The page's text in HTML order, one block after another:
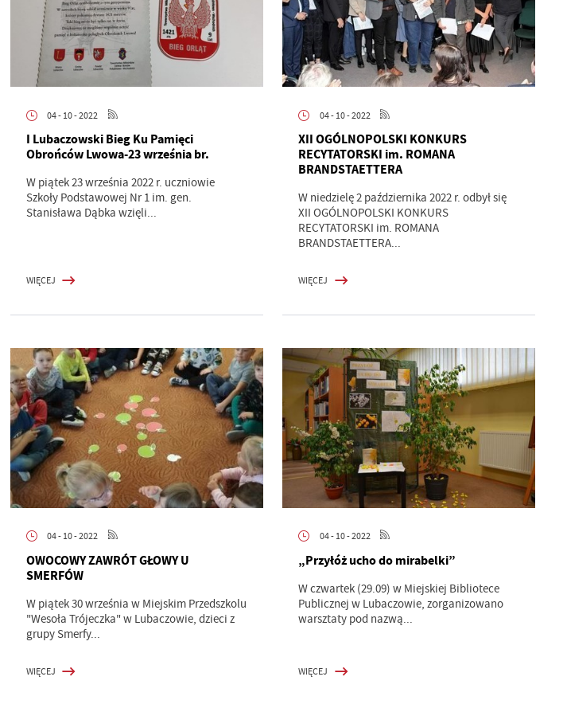
04 - 10 - 2022
I Lubaczowski Bieg Ku Pamięci
Obrońców Lwowa-23 września br.
W piątek 23 września 2022 r. uczniowie
Szkoły Podstawowej Nr 1 im. gen.
Stanisława Dąbka wzięli...
WIĘCEJ
04 - 10 - 2022
XII OGÓLNOPOLSKI KONKURS
RECYTATORSKI im. ROMANA
BRANDSTAETTERA
W niedzielę 2 października 2022 r. odbył się
XII OGÓLNOPOLSKI KONKURS
RECYTATORSKI im. ROMANA
BRANDSTAETTERA...
WIĘCEJ
04 - 10 - 2022
OWOCOWY ZAWRÓT GŁOWY U
SMERFÓW
W piątek 30 września w Miejskim Przedszkolu
"Wesoła Trójeczka" w Lubaczowie, dzieci z
grupy Smerfy...
WIĘCEJ
04 - 10 - 2022
„Przyłóż ucho do mirabelki”
W czwartek (29.09) w Miejskiej Bibliotece
Publicznej w Lubaczowie, zorganizowano
warsztaty pod nazwą...
WIĘCEJ